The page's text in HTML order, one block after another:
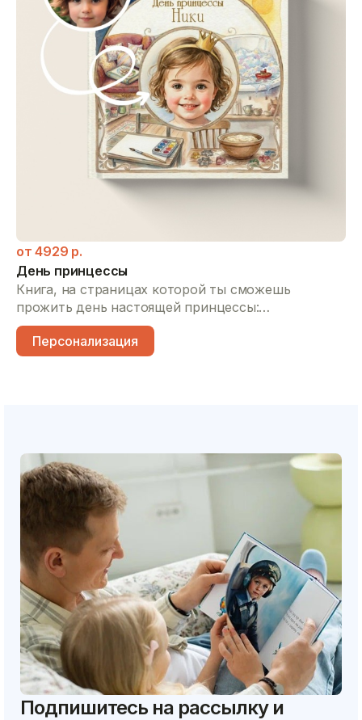
от4929 р.
День принцессы
Книга, на страницах которой ты сможешь
прожить день настоящей принцессы:
самостоятельно позавтракать, отправиться на
прогулку в карете, помочь маме испечь печенье,
создать свой первый шедевр и послушать сказку
Персонализация
Подпишитесь на рассылку и